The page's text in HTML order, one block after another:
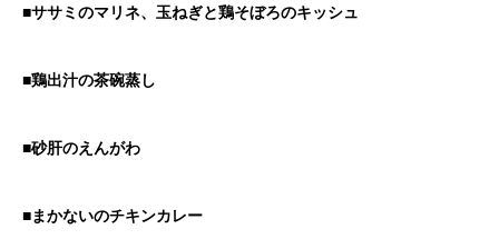
■ササミのマリネ、玉ねぎと鶏そぼろのキッシュ
■鶏出汁の茶碗蒸し
■砂肝のえんがわ
■まかないのチキンカレー